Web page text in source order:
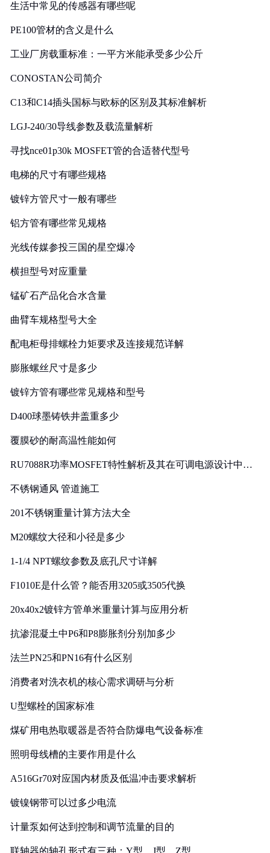
生活中常见的传感器有哪些呢
PE100管材的含义是什么
工业厂房载重标准：一平方米能承受多少公斤
CONOSTAN公司简介
C13和C14插头国标与欧标的区别及其标准解析
LGJ-240/30导线参数及载流量解析
寻找nce01p30k MOSFET管的合适替代型号
电梯的尺寸有哪些规格
镀锌方管尺寸一般有哪些
铝方管有哪些常见规格
光线传媒参投三国的星空爆冷
横担型号对应重量
锰矿石产品化合水含量
曲臂车规格型号大全
配电柜母排螺栓力矩要求及连接规范详解
膨胀螺丝尺寸是多少
镀锌方管有哪些常见规格和型号
D400球墨铸铁井盖重多少
覆膜砂的耐高温性能如何
RU7088R功率MOSFET特性解析及其在可调电源设计中的
不锈钢通风 管道施工
201不锈钢重量计算方法大全
M20螺纹大径和小径是多少
1-1/4 NPT螺纹参数及底孔尺寸详解
F1010E是什么管？能否用3205或3505代换
20x40x2镀锌方管单米重量计算与应用分析
抗渗混凝土中P6和P8膨胀剂分别加多少
法兰PN25和PN16有什么区别
消费者对洗衣机的核心需求调研与分析
U型螺栓的国家标准
煤矿用电热取暖器是否符合防爆电气设备标准
照明母线槽的主要作用是什么
A516Gr70对应国内材质及低温冲击要求解析
镀镍钢带可以过多少电流
计量泵如何达到控制和调节流量的目的
联轴器的轴孔形式有三种：Y型、J型、Z型